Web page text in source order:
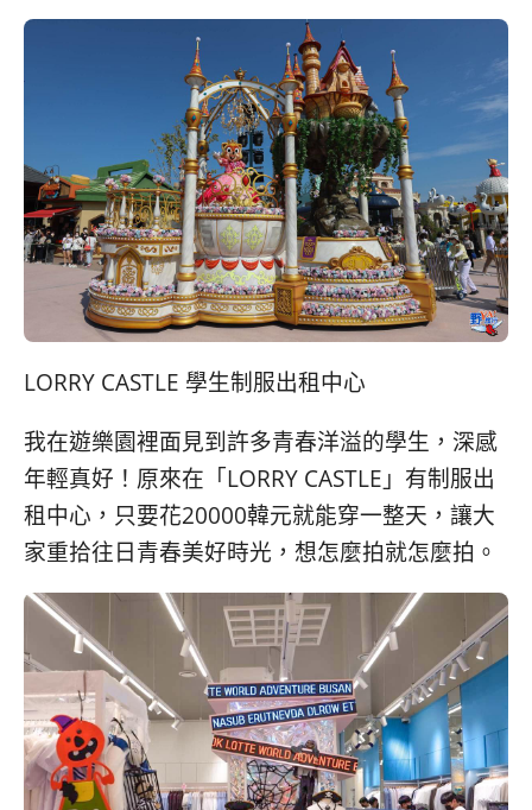
LORRY CASTLE 學生制服出租中心
我在遊樂園裡面見到許多青春洋溢的學生，深感
年輕真好！原來在「LORRY CASTLE」有制服出
租中心，只要花20000韓元就能穿一整天，讓大
家重拾往日青春美好時光，想怎麼拍就怎麼拍。